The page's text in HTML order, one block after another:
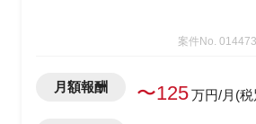
案件No.
月額報酬 〜125万円/月(税